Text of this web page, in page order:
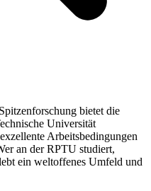
bietet die
Universität
Arbeitsbedingungen
an der RPTU studiert,
ein weltoffenes Umfeld und